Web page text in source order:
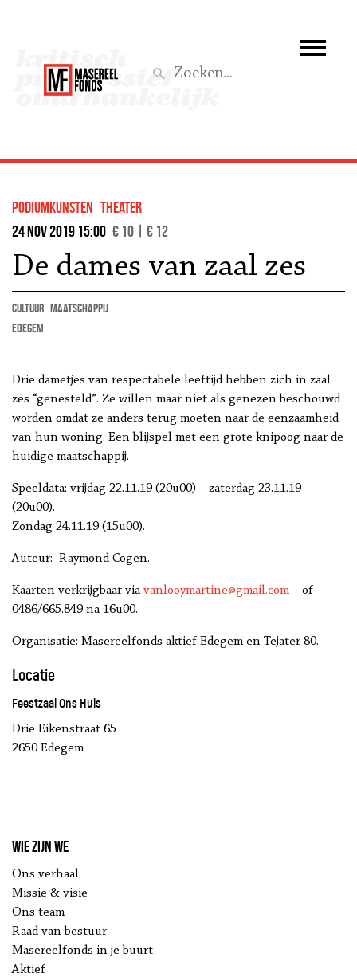
Wat we doen
Steun ons
Aktief
podiumkunsten theater
24 nov 2019 15:00 € 10 | € 12
De dames van zaal zes
cultuur maatschappij
Edegem
Drie dametjes van respectabele leeftijd hebben zich in zaal
zes “genesteld”. Ze willen maar niet als genezen beschouwd
worden omdat ze anders terug moeten naar de eenzaamheid
van hun woning. Een blijspel met een grote knipoog naar de
huidige maatschappij.
Speeldata: vrijdag 22.11.19 (20u00) – zaterdag 23.11.19
(20u00).
Zondag 24.11.19 (15u00).
Auteur: Raymond Cogen.
Kaarten verkrijgbaar viavanlooymartine@gmail.com – of
0486/665.849 na 16u00.
Organisatie: Masereelfonds aktief Edegem en Tejater 80.
Locatie
Feestzaal Ons Huis
Drie Eikenstraat 65
2650 Edegem
Wie zijn we
Ons verhaal
Missie & visie
Ons team
Raad van bestuur
Masereelfonds in je buurt
Aktief